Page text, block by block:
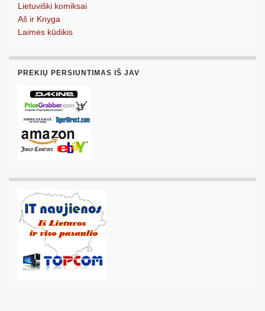
Lietuviški komiksai
Aš ir Knyga
Laimės kūdikis
PREKIŲ PERSIUNTIMAS IŠ JAV